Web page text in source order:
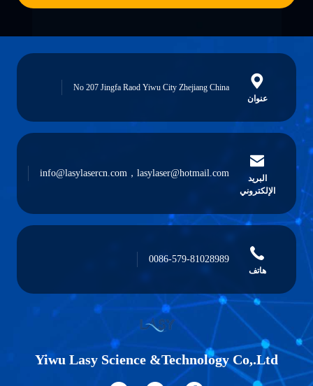
عنوان
No 207 Jingfa Raod Yiwu City Zhejiang China
البريد
الإلكتروني
info@lasylasercn.com，lasylaser@hotmail.com
هاتف
0086-579-81028989
Yiwu Lasy Science &Technology Co,.Ltd